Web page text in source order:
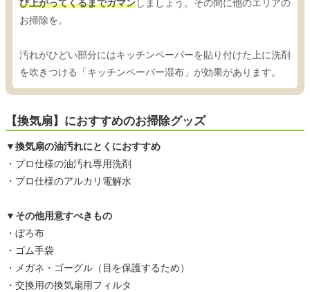
び上がってくるまでガマンしましょう。その間に他のエリアの
お掃除を。
汚れがひどい部分にはキッチンペーパーを貼り付けた上に洗剤
を吹きつける「キッチンペーパー湿布」が効果があります。
【換気扇】におすすめのお掃除グッズ
▼換気扇の油汚れにとくにおすすめ
・プロ仕様の油汚れ専用洗剤
・プロ仕様のアルカリ電解水
▼その他用意すべきもの
・ぼろ布
・ゴム手袋
・メガネ・ゴーグル（目を保護するため）
・交換用の換気扇用フィルタ